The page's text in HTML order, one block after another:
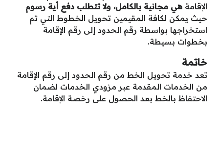
الإقامة هي مجانية بالكامل، ولا تتطلب دفع أية رسوم
حيث يمكن لكافة المقيمين تحويل الخطوط التي تم
استخراجها بواسطة رقم الحدود إلى رقم الإقامة
بخطوات بسيطة.
خاتمة
تعد خدمة تحويل الخط من رقم الحدود إلى رقم الإقامة
من الخدمات المقدمة عبر مزودي الخدمات لضمان
الاحتفاظ بالخط بعد الحصول على رخصة الإقامة.